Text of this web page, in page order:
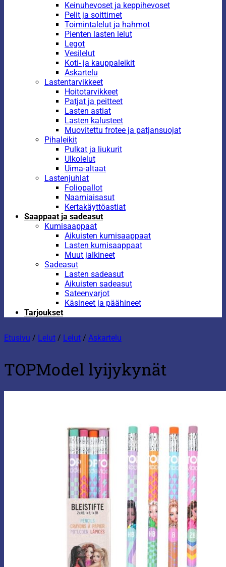
Keinuhevoset ja keppihevoset
Pelit ja soittimet
Toimintalelut ja hahmot
Pienten lasten lelut
Legot
Vesilelut
Koti- ja kauppaleikit
Askartelu
Lastentarvikkeet
Hoitotarvikkeet
Patjat ja peitteet
Lasten astiat
Lasten kalusteet
Muovitettu frotee ja patjansuojat
Pihaleikit
Pulkat ja liukurit
Ulkolelut
Uima-altaat
Lastenjuhlat
Foliopallot
Naamiaisasut
Kertakäyttöastiat
Saappaat ja sadeasut
Kumisaappaat
Aikuisten kumisaappaat
Lasten kumisaappaat
Muut jalkineet
Sadeasut
Lasten sadeasut
Aikuisten sadeasut
Sateenvarjot
Käsineet ja päähineet
Tarjoukset
Etusivu / Lelut / Lelut / Askartelu
TOPModel lyijykynät